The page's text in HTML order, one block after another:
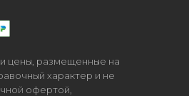
цены, размещенные на
характер и не
офертой,